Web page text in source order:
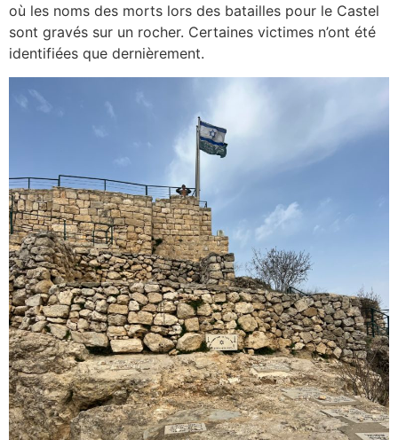
où les noms des morts lors des batailles pour le Castel
sont gravés sur un rocher. Certaines victimes n’ont été
identifiées que dernièrement.